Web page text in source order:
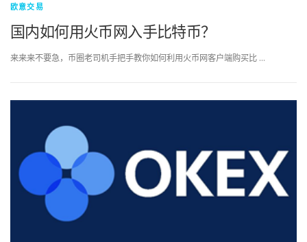
欧意交易
国内如何用火币网入手比特币？
来来来不要急，币圈老司机手把手教你如何利用火币网客户端购买比 …